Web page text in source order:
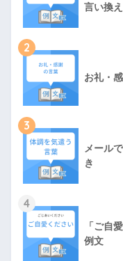
言い換え
2
お礼・
3
メール
き
4
「ご自
例文